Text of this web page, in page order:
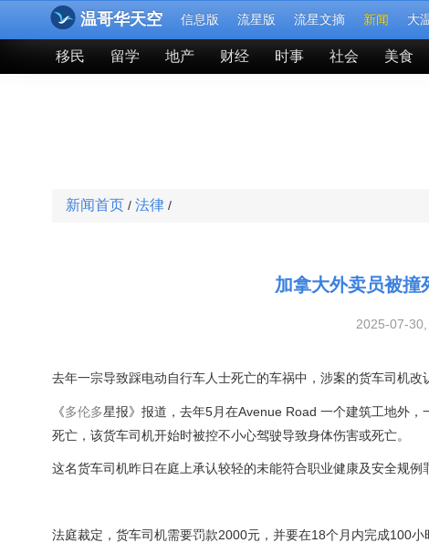
温哥华天空 信息版 流星版 流星文摘 新闻 大
移民 留学 地产 财经 时事 社会 美食
新闻首页 / 法律 /
加拿大外卖员被撞
2025-07-
去年一宗导致踩电动自行车人士死亡的车祸中，涉案的货车司机改
《多伦多星报》报道，去年5月在Avenue Road 一个建筑工地外
死亡，该货车司机开始时被控不小心驾驶导致身体伤害或死亡。
这名货车司机昨日在庭上承认较轻的未能符合职业健康及安全规例
法庭裁定，货车司机需要罚款2000元，并要在18个月内完成100小